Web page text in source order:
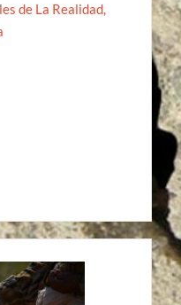
de La Realidad,